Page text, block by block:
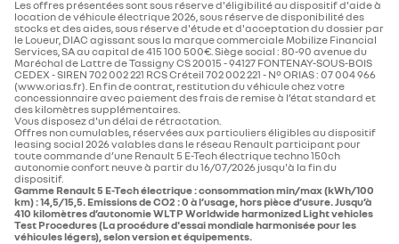
Les offres présentées sont sous réserve d'éligibilité au dispositif d'aide à
location de véhicule électrique 2026, sous réserve de disponibilité des
stocks et des aides, sous réserve d'étude et d'acceptation du dossier par
le Loueur, DIAC agissant sous la marque commerciale Mobilize Financial
Services, SA au capital de 415 100 500€. Siège social : 80-90 avenue du
Maréchal de Lattre de Tassigny CS 20015 - 94127 FONTENAY-SOUS-BOIS
CEDEX - SIREN 702 002 221 RCS Créteil 702 002 221 - N° ORIAS : 07 004 966
(www.orias.fr). En fin de contrat, restitution du véhicule chez votre
concessionnaire avec paiement des frais de remise à l’état standard et
des kilomètres supplémentaires.
Vous disposez d'un délai de rétractation.
Offres non cumulables, réservées aux particuliers éligibles au dispositif
leasing social 2026 valables dans le réseau Renault participant pour
toute commande d’une Renault 5 E-Tech électrique techno 150ch
autonomie confort neuve à partir du 16/07/2026 jusqu'à la fin du
dispositif.
Gamme Renault 5 E-Tech électrique : consommation min/max (kWh/100
km) : 14,5/15,5. Emissions de CO2 : 0 à l’usage, hors pièce d’usure. Jusqu’à
410 kilomètres d’autonomie WLTP Worldwide harmonized Light vehicles
Test Procedures (La procédure d'essai mondiale harmonisée pour les
véhicules légers), selon version et équipements.